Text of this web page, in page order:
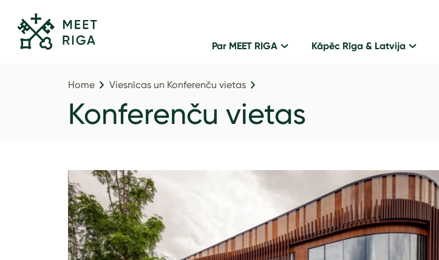
Par MEET RIGA Kāpēc Rīga & Latvija
Home Viesnīcas un Konferenču vietas
Konferenču vietas